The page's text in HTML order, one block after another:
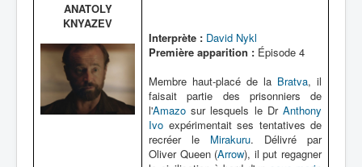
ANATOLY
KNYAZEV
Interprète : David Nykl
Première apparition : Épisode 4
Membre haut-placé de la Bratva, il
faisait partie des prisonniers de
l'Amazo sur lesquels le Dr Anthony
Ivo expérimentait ses tentatives de
recréer le Mirakuru. Délivré par
Oliver Queen (Arrow), il put regagner